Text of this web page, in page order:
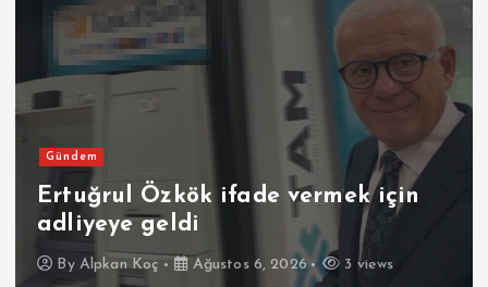
Gündem
Ertuğrul Özkök ifade vermek için
adliyeye geldi
By Alpkan Koç Ağustos 6, 2026 3 views